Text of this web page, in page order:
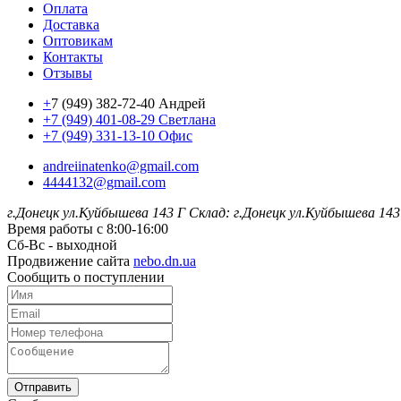
Оплата
Доставка
Оптовикам
Контакты
Отзывы
+7 (949) 382-72-40 Андрей
+7 (949) 401-08-29 Светлана
+7 (949) 331-13-10 Офис
andreiinatenko@gmail.com
4444132@gmail.com
г.Донецк ул.Куйбышева 143 Г Склад: г.Донецк ул.Куйбышева
Время работы с 8:00-16:00
Сб-Вс - выходной
Продвижение сайта nebo.dn.ua
Сообщить о поступлении
Отправить